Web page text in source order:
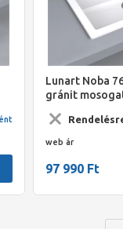
Lunart Noba
gránit
web ár
97 990 Ft